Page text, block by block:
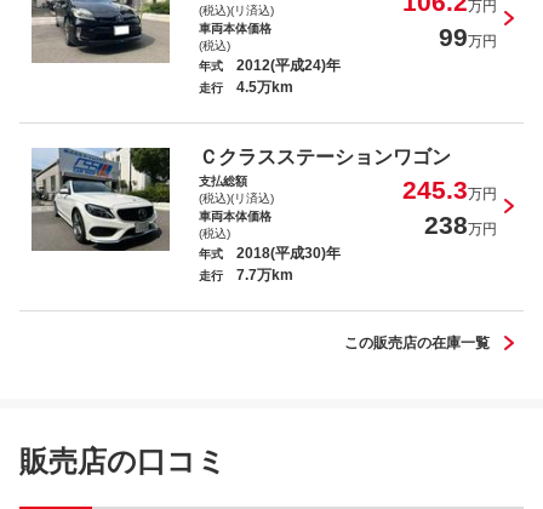
(税込)(リ済込)
万円
車両本体価格
(税込)
99万円
年式 2012(平成24)年
走行 4.5万km
Ｃクラスステーションワゴン
支払総額
(税込)(リ済込)
245.3万円
車両本体価格
(税込)
238万円
年式 2018(平成30)年
走行 7.7万km
この販売店の在庫一覧
販売店の口コミ